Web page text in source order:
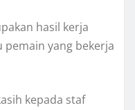
hasil kerja
pemain yang bekerja
kepada staf